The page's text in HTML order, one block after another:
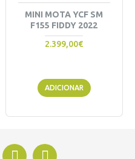
MINI MOTA YCF SM
F155 FIDDY 2022
2.399,00€
ADICIONAR